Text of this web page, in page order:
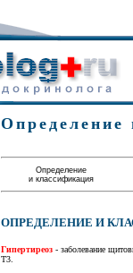
Определение
Определение
и классификация
ОПРЕДЕЛЕНИЕ И
Гипертиреоз - заболевание
Т3.